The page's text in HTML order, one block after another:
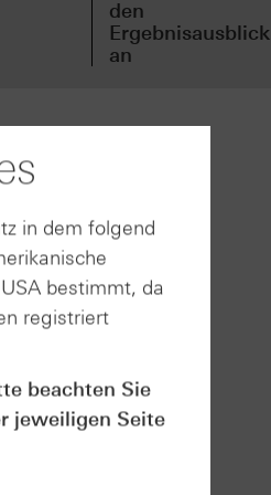
den
Ergebnisausblick
an
in
46
in dem folgend
bestimmt, da
registriert
beachten Sie
jeweiligen Seite